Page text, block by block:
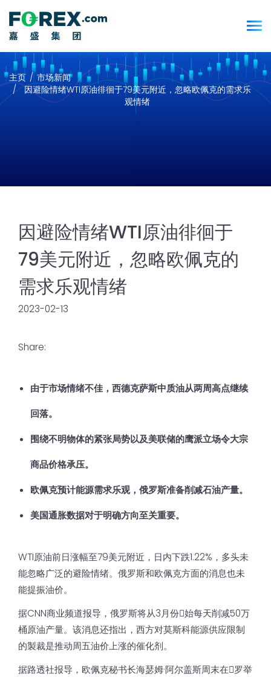
主页
市场新闻
因避险情绪WTI原油徘徊于79美元附近，忽略欧佩克的需求乐
观情绪
因避险情绪WTI原油徘徊于
79美元附近，忽略欧佩克的
需求乐观情绪
2023-02-13
Share:
由于市场情绪不佳，西德克萨斯中质油从两周高点继续
回落。
围绕不明物体的紧张局势以及美联储的鹰派立场令大宗
商品价格承压。
欧佩克预计能源需求乐观，俄罗斯准备削减石油产量。
美国通胀数据对于明确方向至关重要。
WTI原油前日涨幅至79美元附近，日内下跌1.22%，多头未
能忽略广泛的避险情绪。俄罗斯和欧佩克方面的消息也未
能提振油价。
据CNN商业频道报导，俄罗斯将从3月份𫔭始每天削减50万
桶原油产量。该消息还指出，西方对莫斯科能源供应限制
的製裁是推动周五油价上涨的催化剂。
据路透社报导，欧佩克秘书长海瑟姆·阿尔盖斯周末在𫔭罗举